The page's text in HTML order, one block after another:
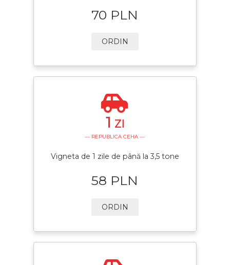
70 PLN
ORDIN
1 ZI
— REPUBLICA CEHA —
Vigneta de 1 zile de până la 3,5 tone
58 PLN
ORDIN